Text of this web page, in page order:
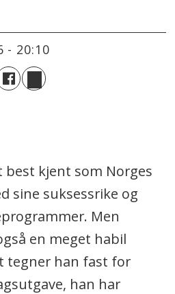
- 20:10
kjent som Norges
sine suksessrike og
Men
en meget habil
tegner han fast for
han har